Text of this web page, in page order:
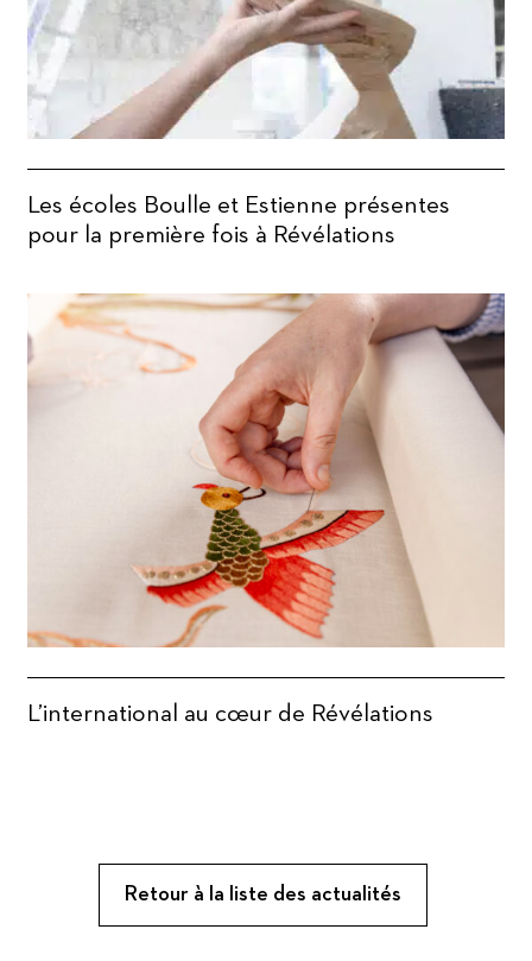
Les écoles Boulle et Estienne présentes
pour la première fois à Révélations
L’international au cœur de Révélations
Retour à la liste des actualités